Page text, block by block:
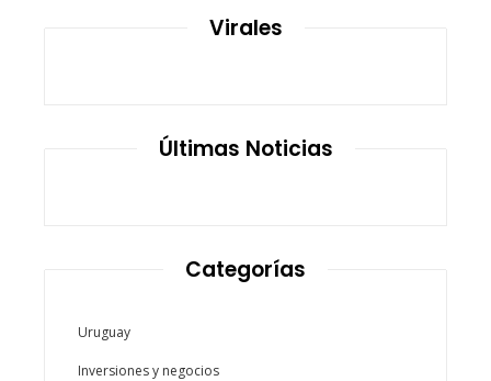
Virales
Últimas Noticias
Categorías
Uruguay
Inversiones y negocios